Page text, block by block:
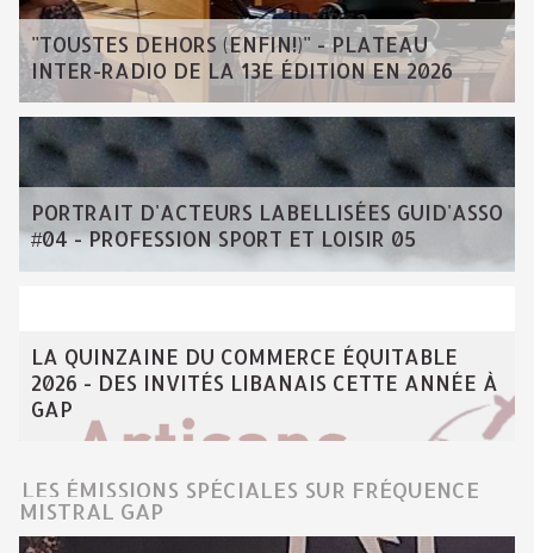
"TOUSTES DEHORS (ENFIN!)" - PLATEAU
INTER-RADIO DE LA 13E ÉDITION EN 2026
PORTRAIT D'ACTEURS LABELLISÉES GUID'ASSO
#04 - PROFESSION SPORT ET LOISIR 05
LA QUINZAINE DU COMMERCE ÉQUITABLE
2026 - DES INVITÉS LIBANAIS CETTE ANNÉE À
GAP
LES ÉMISSIONS SPÉCIALES SUR FRÉQUENCE
MISTRAL GAP